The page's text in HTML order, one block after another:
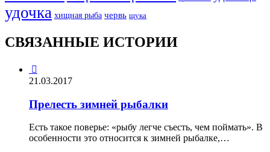
удочка хищная рыба червь щука
СВЯЗАННЫЕ ИСТОРИИ

21.03.2017
Прелесть зимней рыбалки
Есть такое поверье: «рыбу легче съесть, чем поймать». В
особенности это относится к зимней рыбалке,…